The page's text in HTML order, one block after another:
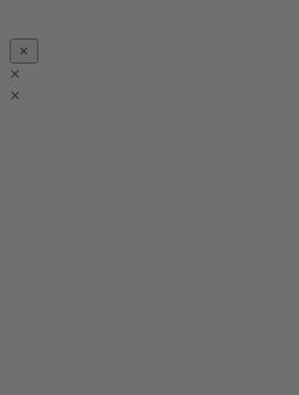
×
×
×